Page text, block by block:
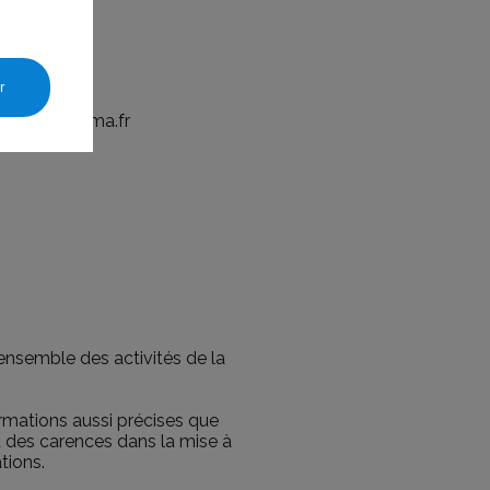
mma.fr
des activités de la
aussi précises que
carences dans la mise à